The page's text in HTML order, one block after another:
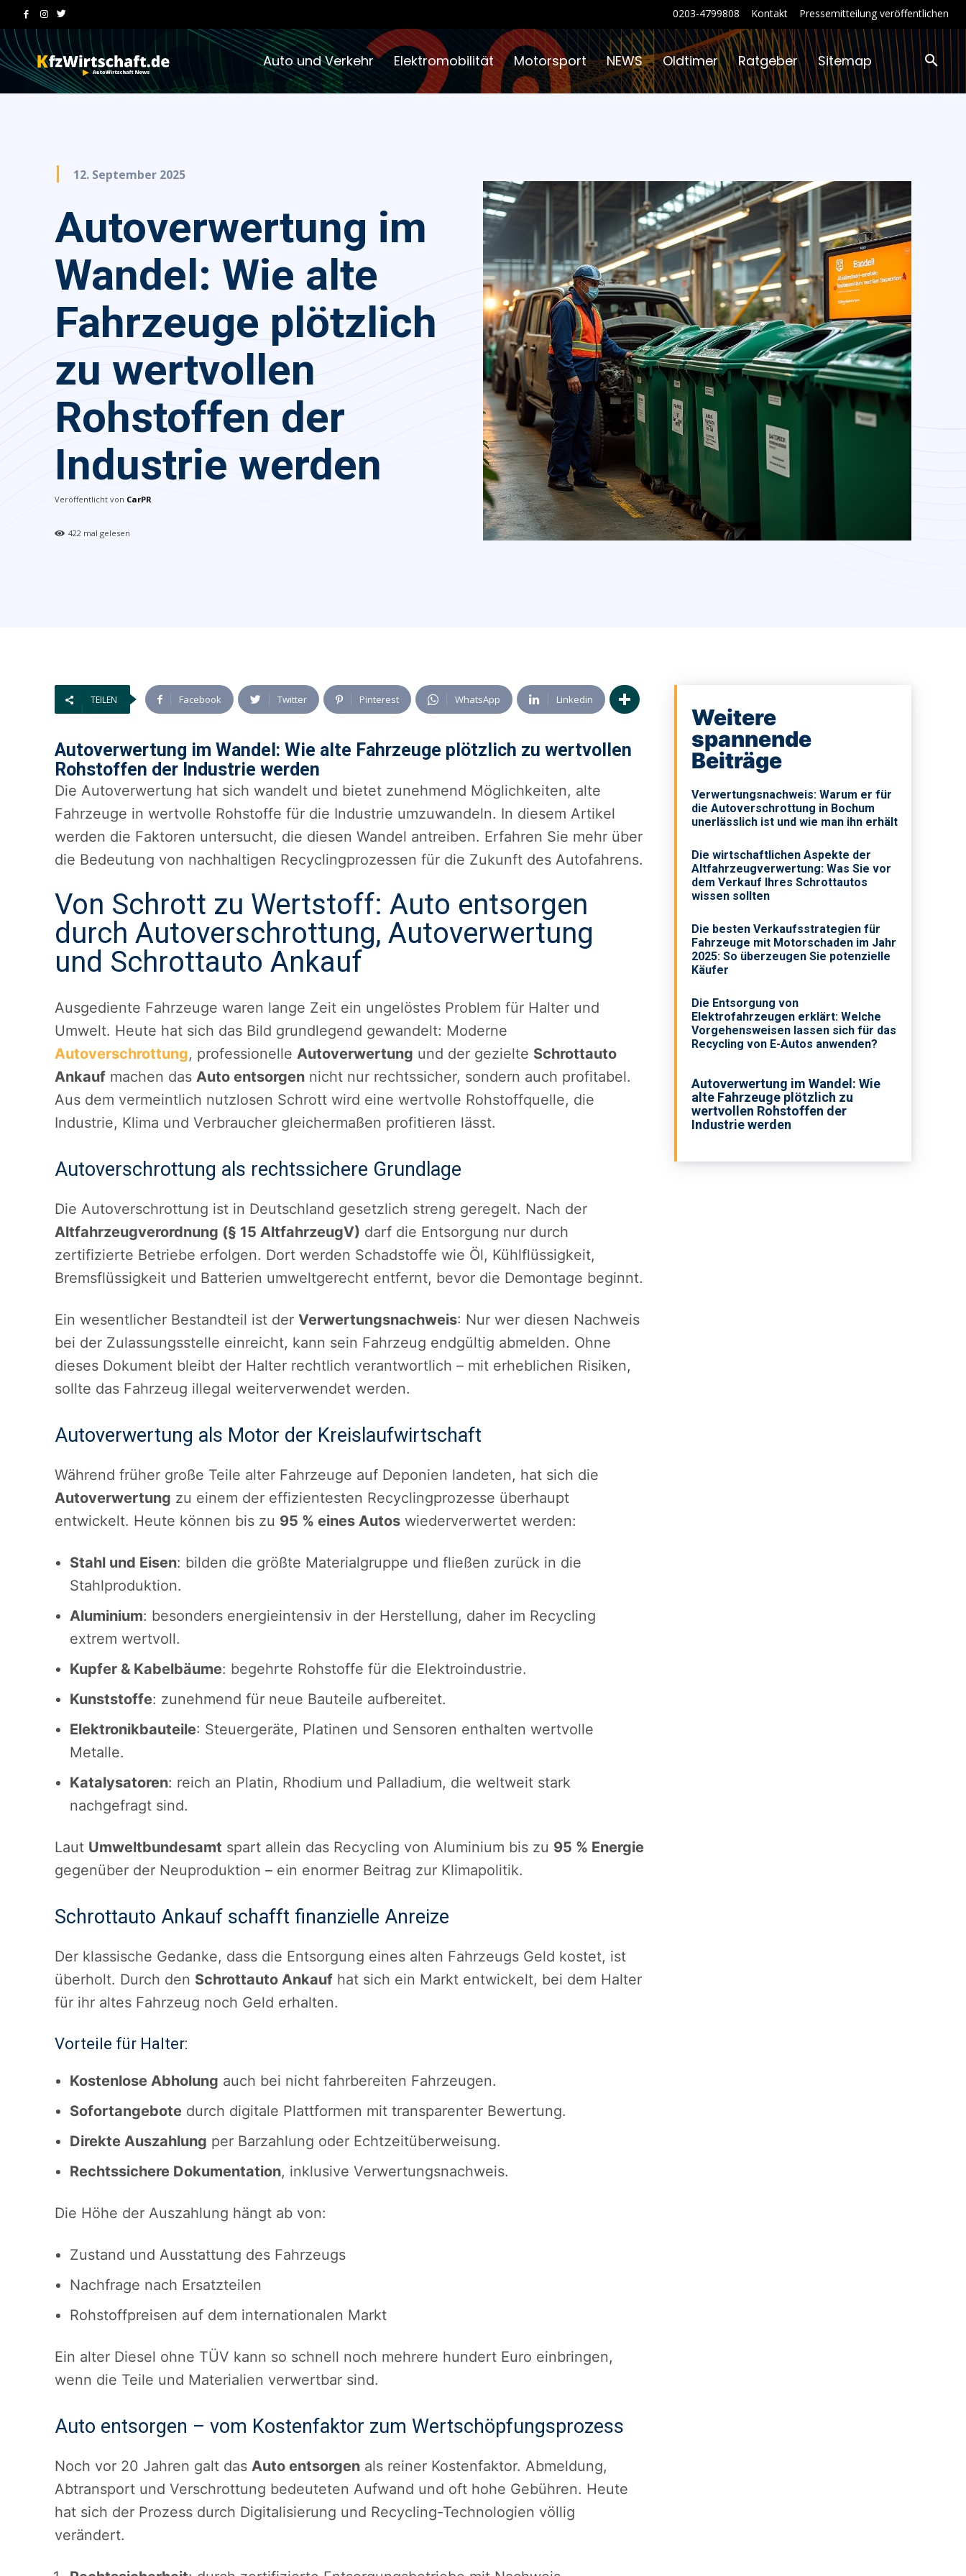
0203-4799808 Kontakt Pressemitteilung veröffentlichen
Auto und Verkehr Elektromobilität Motorsport NEWS Oldtimer Ratgeber Sitemap
12. September 2025
Autoverwertung im
Wandel: Wie alte
Fahrzeuge plötzlich
zu wertvollen
Rohstoffen der
Industrie werden
Veröffentlicht von CarPR
422 mal gelesen
TEILEN Facebook Twitter Pinterest WhatsApp Linkedin
Autoverwertung im Wandel: Wie alte Fahrzeuge plötzlich zu wertvollen
Rohstoffen der Industrie werden
Die Autoverwertung hat sich wandelt und bietet zunehmend Möglichkeiten, alte
Fahrzeuge in wertvolle Rohstoffe für die Industrie umzuwandeln. In diesem Artikel
werden die Faktoren untersucht, die diesen Wandel antreiben. Erfahren Sie mehr über
die Bedeutung von nachhaltigen Recyclingprozessen für die Zukunft des Autofahrens.
Von Schrott zu Wertstoff: Auto entsorgen
durch Autoverschrottung, Autoverwertung
und Schrottauto Ankauf
Ausgediente Fahrzeuge waren lange Zeit ein ungelöstes Problem für Halter und
Umwelt. Heute hat sich das Bild grundlegend gewandelt: Moderne
Autoverschrottung, professionelle Autoverwertung und der gezielte Schrottauto
Ankauf machen das Auto entsorgen nicht nur rechtssicher, sondern auch profitabel.
Aus dem vermeintlich nutzlosen Schrott wird eine wertvolle Rohstoffquelle, die
Industrie, Klima und Verbraucher gleichermaßen profitieren lässt.
Autoverschrottung als rechtssichere Grundlage
Die Autoverschrottung ist in Deutschland gesetzlich streng geregelt. Nach der
Altfahrzeugverordnung (§ 15 AltfahrzeugV) darf die Entsorgung nur durch
zertifizierte Betriebe erfolgen. Dort werden Schadstoffe wie Öl, Kühlflüssigkeit,
Bremsflüssigkeit und Batterien umweltgerecht entfernt, bevor die Demontage beginnt.
Ein wesentlicher Bestandteil ist der Verwertungsnachweis: Nur wer diesen Nachweis
bei der Zulassungsstelle einreicht, kann sein Fahrzeug endgültig abmelden. Ohne
dieses Dokument bleibt der Halter rechtlich verantwortlich – mit erheblichen Risiken,
sollte das Fahrzeug illegal weiterverwendet werden.
Autoverwertung als Motor der Kreislaufwirtschaft
Während früher große Teile alter Fahrzeuge auf Deponien landeten, hat sich die
Autoverwertung zu einem der effizientesten Recyclingprozesse überhaupt
entwickelt. Heute können bis zu 95 % eines Autos wiederverwertet werden:
Stahl und Eisen: bilden die größte Materialgruppe und fließen zurück in die
Stahlproduktion.
Aluminium: besonders energieintensiv in der Herstellung, daher im Recycling
extrem wertvoll.
Kupfer & Kabelbäume: begehrte Rohstoffe für die Elektroindustrie.
Kunststoffe: zunehmend für neue Bauteile aufbereitet.
Elektronikbauteile: Steuergeräte, Platinen und Sensoren enthalten wertvolle
Metalle.
Katalysatoren: reich an Platin, Rhodium und Palladium, die weltweit stark
nachgefragt sind.
Laut Umweltbundesamt spart allein das Recycling von Aluminium bis zu 95 % Energie
gegenüber der Neuproduktion – ein enormer Beitrag zur Klimapolitik.
Schrottauto Ankauf schafft finanzielle Anreize
Der klassische Gedanke, dass die Entsorgung eines alten Fahrzeugs Geld kostet, ist
überholt. Durch den Schrottauto Ankauf hat sich ein Markt entwickelt, bei dem Halter
für ihr altes Fahrzeug noch Geld erhalten.
Vorteile für Halter:
Kostenlose Abholung auch bei nicht fahrbereiten Fahrzeugen.
Sofortangebote durch digitale Plattformen mit transparenter Bewertung.
Direkte Auszahlung per Barzahlung oder Echtzeitüberweisung.
Rechtssichere Dokumentation, inklusive Verwertungsnachweis.
Die Höhe der Auszahlung hängt ab von:
Zustand und Ausstattung des Fahrzeugs
Nachfrage nach Ersatzteilen
Rohstoffpreisen auf dem internationalen Markt
Ein alter Diesel ohne TÜV kann so schnell noch mehrere hundert Euro einbringen,
wenn die Teile und Materialien verwertbar sind.
Auto entsorgen – vom Kostenfaktor zum Wertschöpfungsprozess
Noch vor 20 Jahren galt das Auto entsorgen als reiner Kostenfaktor. Abmeldung,
Abtransport und Verschrottung bedeuteten Aufwand und oft hohe Gebühren. Heute
hat sich der Prozess durch Digitalisierung und Recycling-Technologien völlig
verändert.
Weitere
spannende
Beiträge
Verwertungsnachweis: Warum er für
die Autoverschrottung in Bochum
unerlässlich ist und wie man ihn erhält
Die wirtschaftlichen Aspekte der
Altfahrzeugverwertung: Was Sie vor
dem Verkauf Ihres Schrottautos
wissen sollten
Die besten Verkaufsstrategien für
Fahrzeuge mit Motorschaden im Jahr
2025: So überzeugen Sie potenzielle
Käufer
Die Entsorgung von
Elektrofahrzeugen erklärt: Welche
Vorgehensweisen lassen sich für das
Recycling von E-Autos anwenden?
Autoverwertung im Wandel: Wie
alte Fahrzeuge plötzlich zu
wertvollen Rohstoffen der
Industrie werden